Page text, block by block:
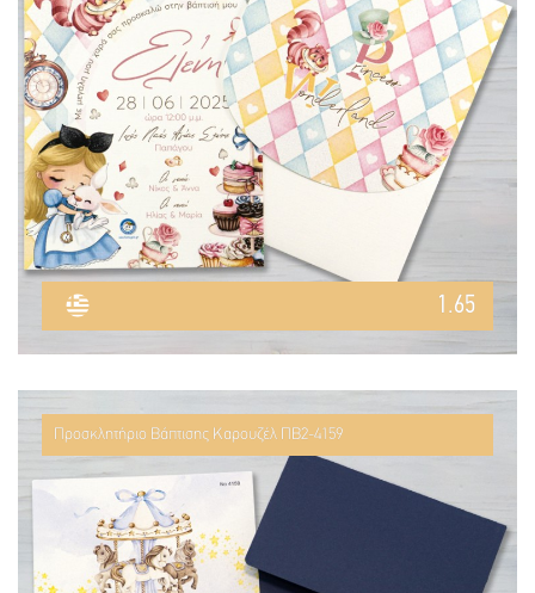
1.65
Προσκλητήριο Βάπτισης Καρουζέλ ΠΒ2-4159